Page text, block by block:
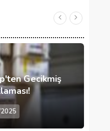
Gecikmiş